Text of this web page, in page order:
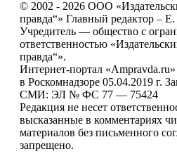
© 2002 - 2026 ООО
правда“» Главный редактор –
Учредитель — общество с
ответственностью
правда“».
Интернет-портал
в Роскомнадзоре 05.04.2019 г.
СМИ: ЭЛ № ФС 77 — 75424
Редакция не несет
высказанные в комментариях
материалов без письменного
запрещено.